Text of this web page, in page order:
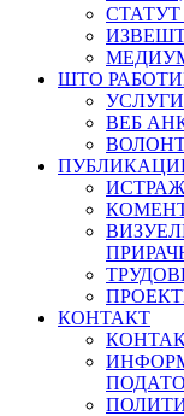
ШТО
УСЛУГИ
ВЕБ
КОНТАКТ